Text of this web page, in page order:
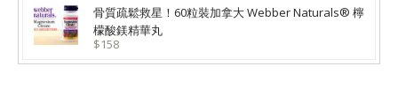
骨質疏鬆救星！60粒裝加拿大 Webber Naturals® 檸
檬酸鎂精華丸
$158